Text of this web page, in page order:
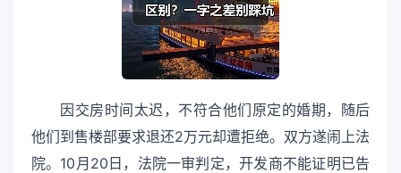
因交房时间太迟，不符合他们原定的婚期，随后
他们到售楼部要求退还2万元却遭拒绝。双方遂闹上法
院。10月20日，法院一审判定，开发商不能证明已告